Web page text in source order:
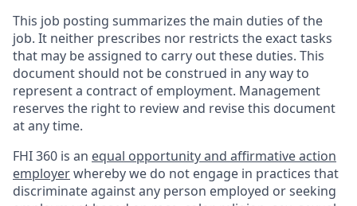
This job posting summarizes the main duties of the
job. It neither prescribes nor restricts the exact tasks
that may be assigned to carry out these duties. This
document should not be construed in any way to
represent a contract of employment. Management
reserves the right to review and revise this document
at any time.
FHI 360 is an equal opportunity and affirmative action
employerwhereby we do not engage in practices that
discriminate against any person employed or seeking